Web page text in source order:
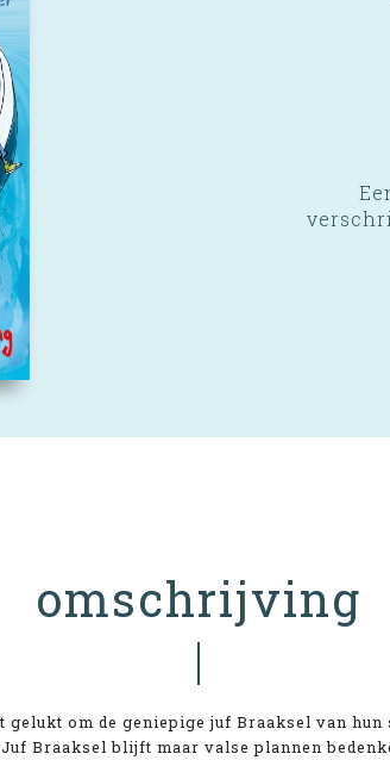
omschrijving
om de geniepige juf Braaksel van
Braaksel blijft maar valse plannen